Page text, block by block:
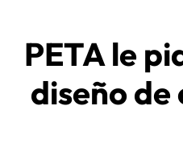
PETA le
diseño